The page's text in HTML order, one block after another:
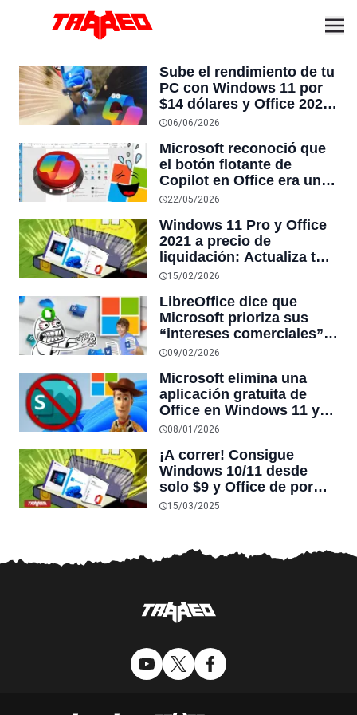
Sube el rendimiento de tu
PC con Windows 11 por
$14 dólares y Office 2024
por $18 en venta
06/06/2026
Microsoft reconoció que
el botón flotante de
Copilot en Office era una
pesadilla para los
mantuvieron porque
“aumentó la
participación”
22/05/2026
Windows 11 Pro y Office
2021 a precio de
liquidación: Actualiza tu
PC desde $14.91 en
15/02/2026
LibreOffice dice que
Microsoft prioriza sus
“intereses comerciales”
por encima de todo, y
de Office por limitar la
compatibilidad
09/02/2026
Microsoft elimina una
aplicación gratuita de
Office en Windows 11 y
10, haciéndola sólo
web
08/01/2026
¡A correr! Consigue
Windows 10/11 desde
solo $9 y Office de por
vida desde $17 con estas
15/03/2025